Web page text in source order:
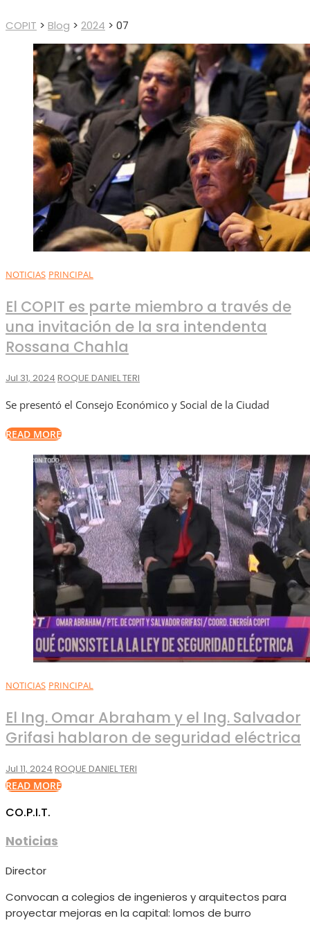
COPIT > Blog > 2024 > 07
NOTICIAS PRINCIPAL
El COPIT es parte miembro a través de
una invitación de la sra intendenta
Rossana Chahla
Jul 31, 2024 ROQUE DANIEL TERI
Se presentó el Consejo Económico y Social de la Ciudad
READ MORE
NOTICIAS PRINCIPAL
El Ing. Omar Abraham y el Ing. Salvador
Grifasi hablaron de seguridad eléctrica
Jul 11, 2024 ROQUE DANIEL TERI
READ MORE
CO.P.I.T.
Noticias
Director
Convocan a colegios de ingenieros y arquitectos para
proyectar mejoras en la capital: lomos de burro